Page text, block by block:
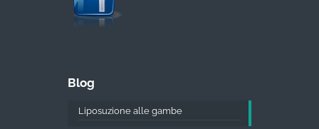
Blog
Liposuzione alle gambe